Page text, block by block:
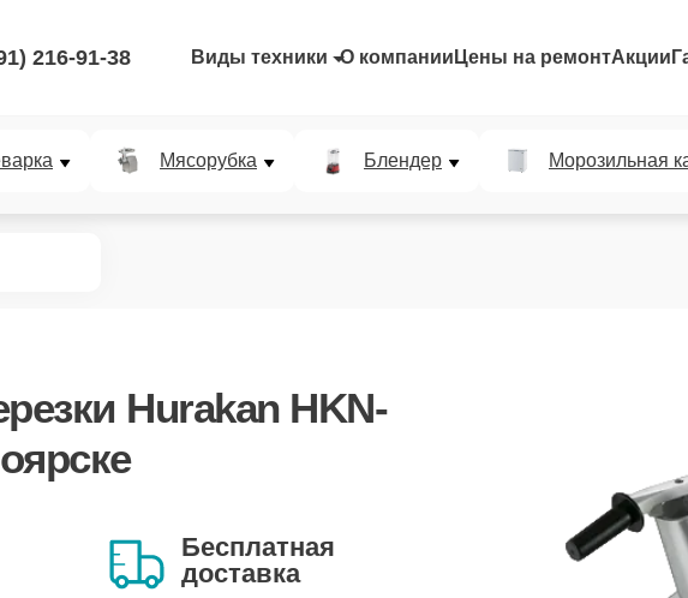
216-91-38 Виды техники О компании Цены на ремонтАкции
Мясорубка Блендер Морозильная
Hurakan HKN-
Бесплатная
доставка